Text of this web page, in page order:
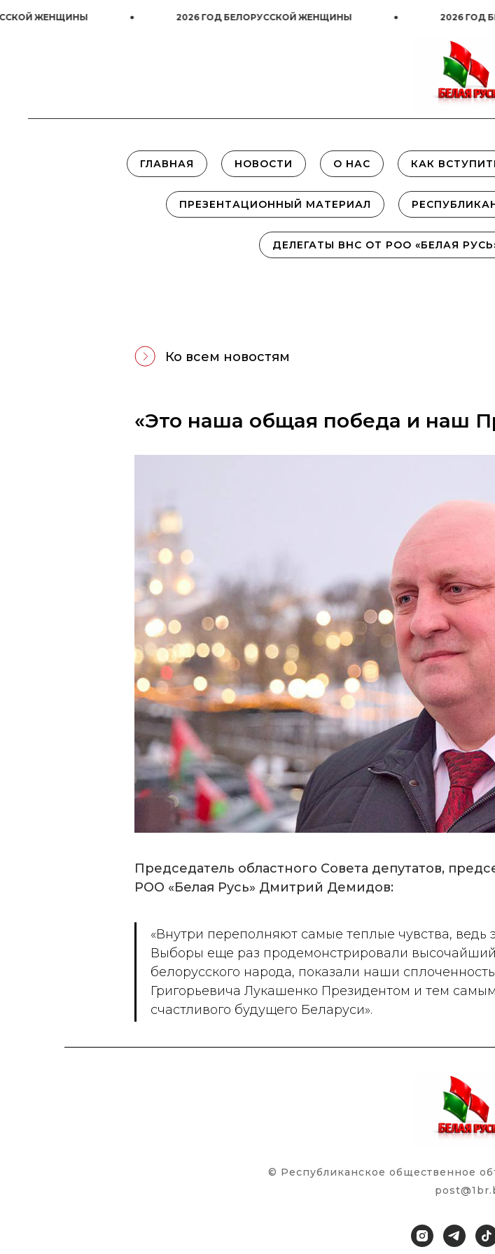
ЖЕНЩИНЫ 2026 ГОД БЕЛОРУССКОЙ ЖЕНЩИНЫ 2026 ГОД
ГЛАВНАЯ НОВОСТИ О НАС КАК
ПРЕЗЕНТАЦИОННЫЙ МАТЕРИАЛ
ДЕЛЕГАТЫ ВНС ОТ РОО «БЕЛАЯ
Ко всем новостям
«Это наша общая победа и наш
Председатель областного Совета депутатов,
РОО «Белая Русь» Дмитрий Демидов:
«Внутри переполняют самые теплые чувства,
Выборы еще раз продемонстрировали высочайший
белорусского народа, показали наши
Григорьевича Лукашенко Президентом и тем
счастливого будущего Беларуси».
© Республиканское общественное